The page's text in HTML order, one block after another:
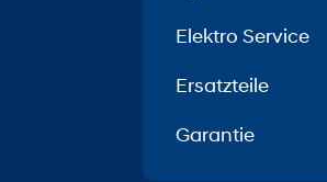
Elektro Service
Ersatzteile
Garantie